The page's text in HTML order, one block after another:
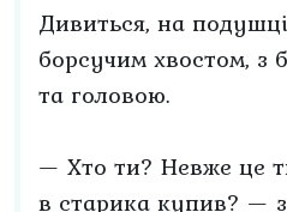
Дивиться, на
борсучим хвостом, з
та головою.
— Хто ти? Невже це
в старика купив? —